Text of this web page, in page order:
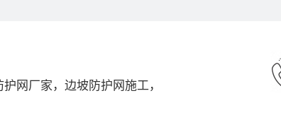
网厂家，边坡防护网施工，